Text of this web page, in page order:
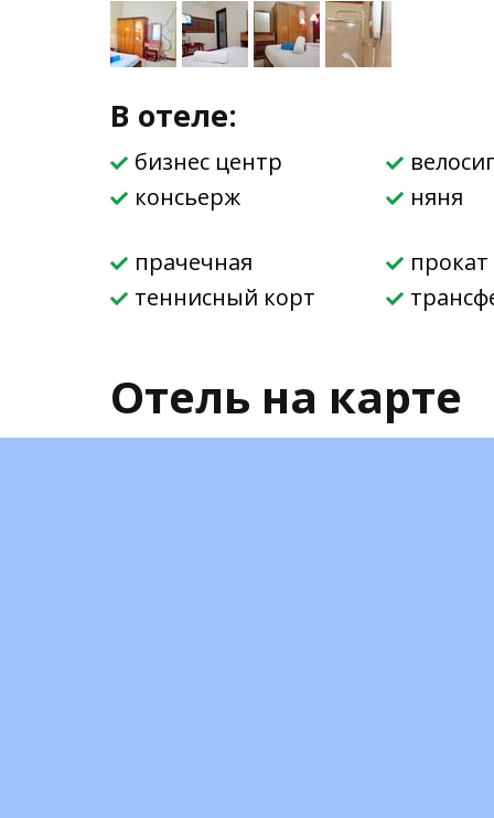
В отеле:
бизнес центр
консьеpж
няня
прачечная
теннисный корт
Отель на карте